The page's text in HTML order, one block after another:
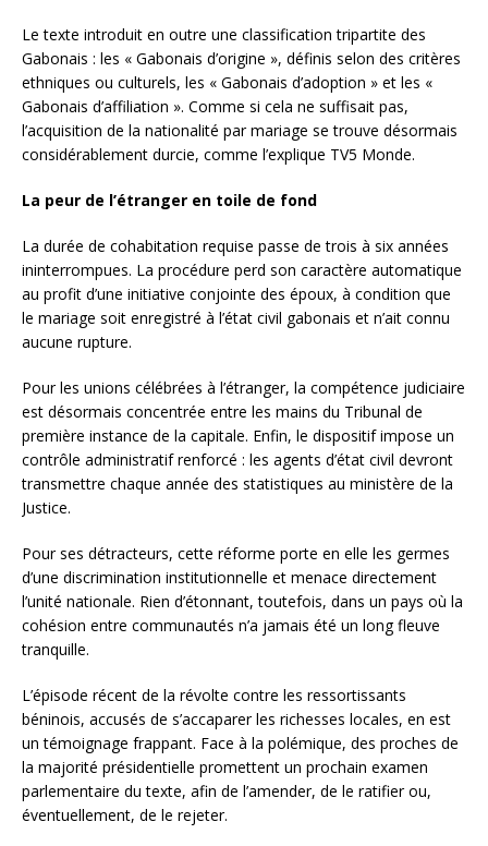
Le texte introduit en outre une classification tripartite des
Gabonais : les « Gabonais d’origine », définis selon des critères
ethniques ou culturels, les « Gabonais d’adoption » et les «
Gabonais d’affiliation ». Comme si cela ne suffisait pas,
l’acquisition de la nationalité par mariage se trouve désormais
considérablement durcie, comme l’explique TV5 Monde.
La peur de l’étranger en toile de fond
La durée de cohabitation requise passe de trois à six années
ininterrompues. La procédure perd son caractère automatique
au profit d’une initiative conjointe des époux, à condition que
le mariage soit enregistré à l’état civil gabonais et n’ait connu
aucune rupture.
Pour les unions célébrées à l’étranger, la compétence judiciaire
est désormais concentrée entre les mains du Tribunal de
première instance de la capitale. Enfin, le dispositif impose un
contrôle administratif renforcé : les agents d’état civil devront
transmettre chaque année des statistiques au ministère de la
Justice.
Pour ses détracteurs, cette réforme porte en elle les germes
d’une discrimination institutionnelle et menace directement
l’unité nationale. Rien d’étonnant, toutefois, dans un pays où la
cohésion entre communautés n’a jamais été un long fleuve
tranquille.
L’épisode récent de la révolte contre les ressortissants
béninois, accusés de s’accaparer les richesses locales, en est
un témoignage frappant. Face à la polémique, des proches de
la majorité présidentielle promettent un prochain examen
parlementaire du texte, afin de l’amender, de le ratifier ou,
éventuellement, de le rejeter.